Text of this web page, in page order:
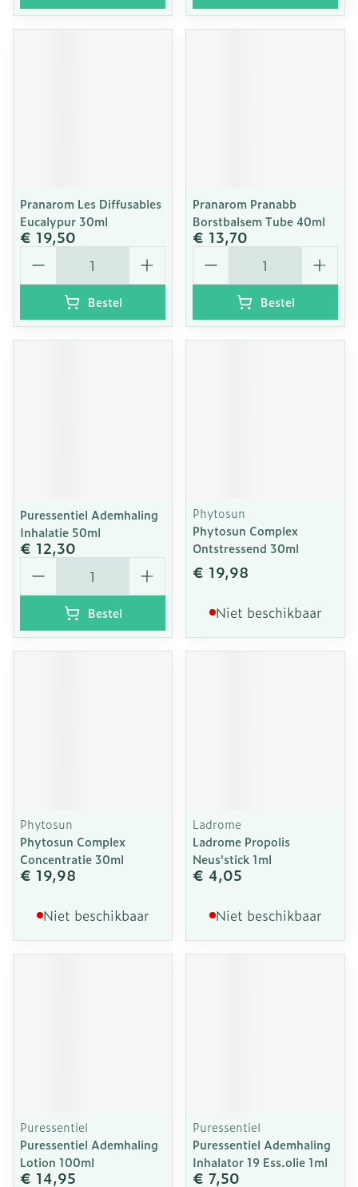
Pranarom Les Diffusables
Eucalypur 30ml
€ 19,50
Aantal
Bestel
Pranarom Pranabb
Borstbalsem Tube 40ml
€ 13,70
Aantal
Bestel
Puressentiel Ademhaling
Inhalatie 50ml
€ 12,30
Aantal
Bestel
Phytosun
Phytosun Complex
Ontstressend 30ml
€ 19,98
Niet beschikbaar
Phytosun
Phytosun Complex
Concentratie 30ml
€ 19,98
Niet beschikbaar
Ladrome
Ladrome Propolis
Neus'stick 1ml
€ 4,05
Niet beschikbaar
Puressentiel
Puressentiel Ademhaling
Lotion 100ml
€ 14,95
Puressentiel
Puressentiel Ademhaling
Inhalator 19 Ess.olie 1ml
€ 7,50